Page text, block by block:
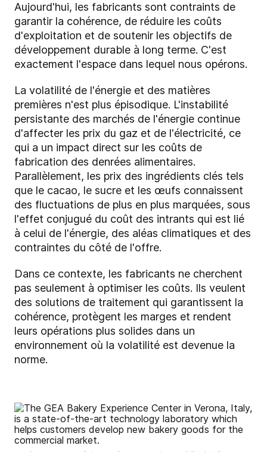
Aujourd'hui, les fabricants sont contraints de
garantir la cohérence, de réduire les coûts
d'exploitation et de soutenir les objectifs de
développement durable à long terme. C'est
exactement l'espace dans lequel nous opérons.
La volatilité de l'énergie et des matières
premières n'est plus épisodique. L'instabilité
persistante des marchés de l'énergie continue
d'affecter les prix du gaz et de l'électricité, ce
qui a un impact direct sur les coûts de
fabrication des denrées alimentaires.
Parallèlement, les prix des ingrédients clés tels
que le cacao, le sucre et les œufs connaissent
des fluctuations de plus en plus marquées, sous
l'effet conjugué du coût des intrants qui est lié
à celui de l'énergie, des aléas climatiques et des
contraintes du côté de l'offre.
Dans ce contexte, les fabricants ne cherchent
pas seulement à optimiser les coûts. Ils veulent
des solutions de traitement qui garantissent la
cohérence, protègent les marges et rendent
leurs opérations plus solides dans un
environnement où la volatilité est devenue la
norme.